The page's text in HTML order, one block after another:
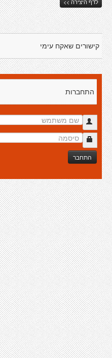
קישורים שאקח עימי
התחברות
התחבר